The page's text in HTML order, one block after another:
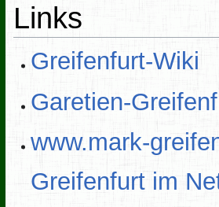
Links
Greifenfurt-Wiki
Garetien-
www.mark-
Greifenfurt im